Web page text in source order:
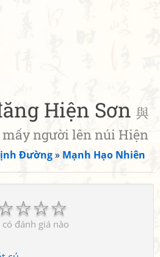
Hiện Sơn 與
mấy người lên núi Hiện
Đường» Mạnh Hạo Nhiên
☆
☆
☆
có đánh giá nào